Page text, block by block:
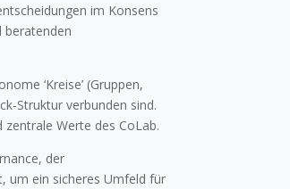
im Konsens
beratenden
‘Kreise’ (Gruppen,
Struktur verbunden sind.
Werte des CoLab.
der
um ein sicheres Umfeld für